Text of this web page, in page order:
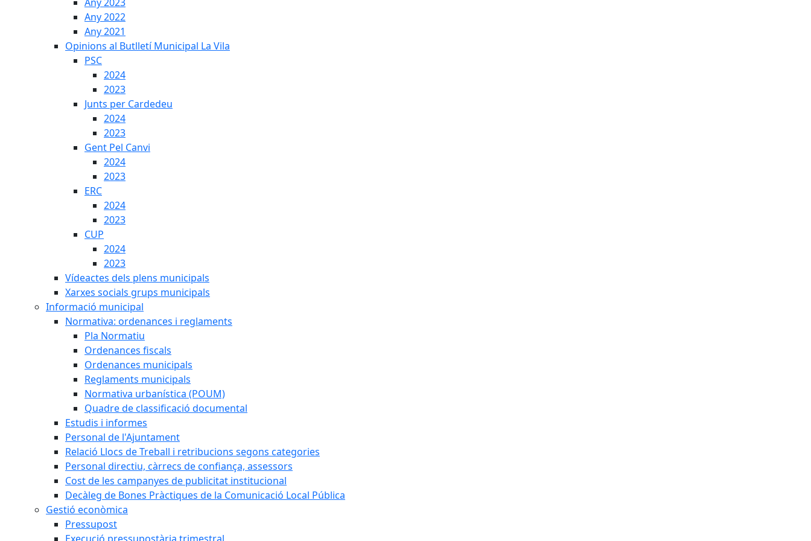
Any 2022
Any 2021
Opinions al Butlletí Municipal La Vila
PSC
2024
2023
Junts per Cardedeu
2024
2023
Gent Pel Canvi
2024
2023
ERC
2024
2023
CUP
2024
2023
Vídeactes dels plens municipals
Xarxes socials grups municipals
Informació municipal
Normativa: ordenances i reglaments
Pla Normatiu
Ordenances fiscals
Ordenances municipals
Reglaments municipals
Normativa urbanística (POUM)
Quadre de classificació documental
Estudis i informes
Personal de l'Ajuntament
Relació Llocs de Treball i retribucions segons categories
Personal directiu, càrrecs de confiança, assessors
Cost de les campanyes de publicitat institucional
Decàleg de Bones Pràctiques de la Comunicació Local Pública
Gestió econòmica
Pressupost